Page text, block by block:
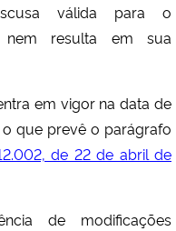
válida para o
nem resulta em sua
em vigor na data de
que prevê o parágrafo
de 22 de abril de
de modificações